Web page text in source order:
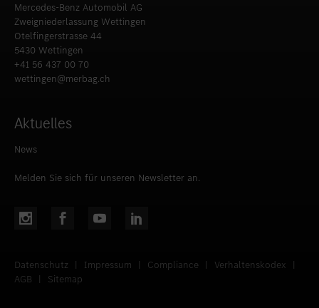
Mercedes-Benz Automobil AG
Zweigniederlassung Wettingen
Otelfingerstrasse 44
5430 Wettingen
+41 56 437 00 70
wettingen@merbag.ch
Aktuelles
News
Melden Sie sich für unseren Newsletter an.
Datenschutz | Impressum | Compliance | Verhaltenskodex |
AGB | Sitemap